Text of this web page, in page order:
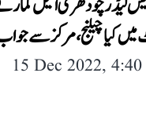
کیا چیلنج، مرکز سے
15 Dec 2022,